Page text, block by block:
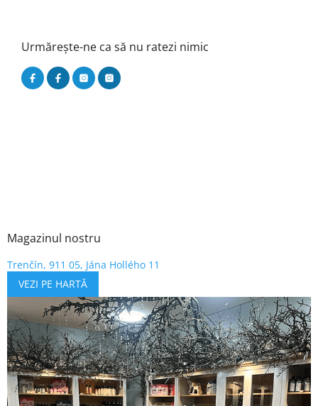
Urmărește-ne ca să nu ratezi nimic
Magazinul nostru
Trenčín, 911 05, Jána Hollého 11
VEZI PE HARTĂ